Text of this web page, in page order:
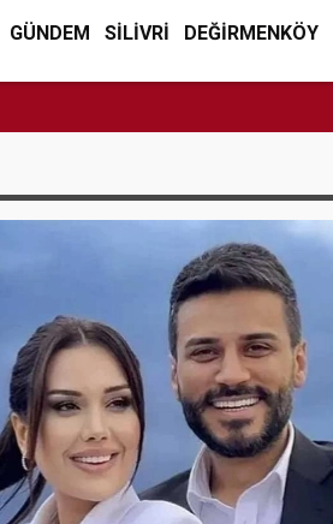
GÜNDEM SİLİVRİ DEĞİRMENKÖY